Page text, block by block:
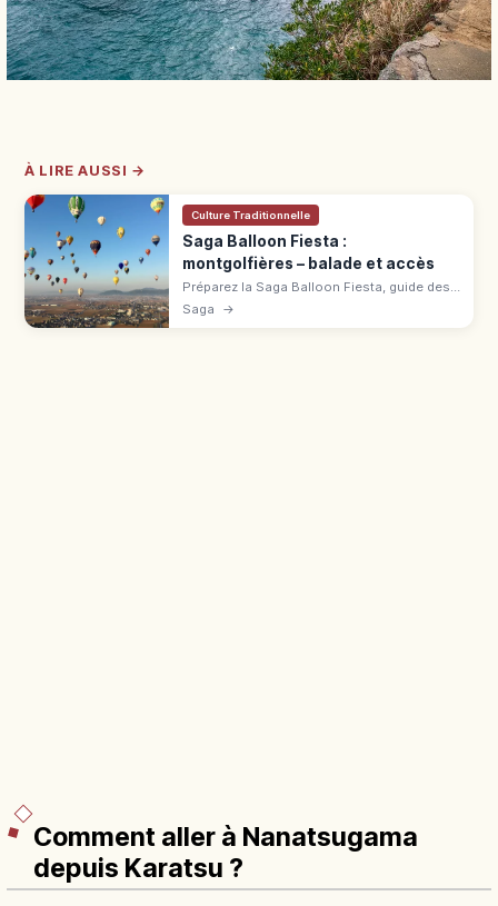
À LIRE AUSSI →
Culture Traditionnelle
Saga Balloon Fiesta :
montgolfières – balade et accès
Préparez la Saga Balloon Fiesta, guide des
montgolfières d’automne, avec vols
matinaux, ambiance festive et accès au
Saga →
Comment aller à Nanatsugama
depuis Karatsu ?